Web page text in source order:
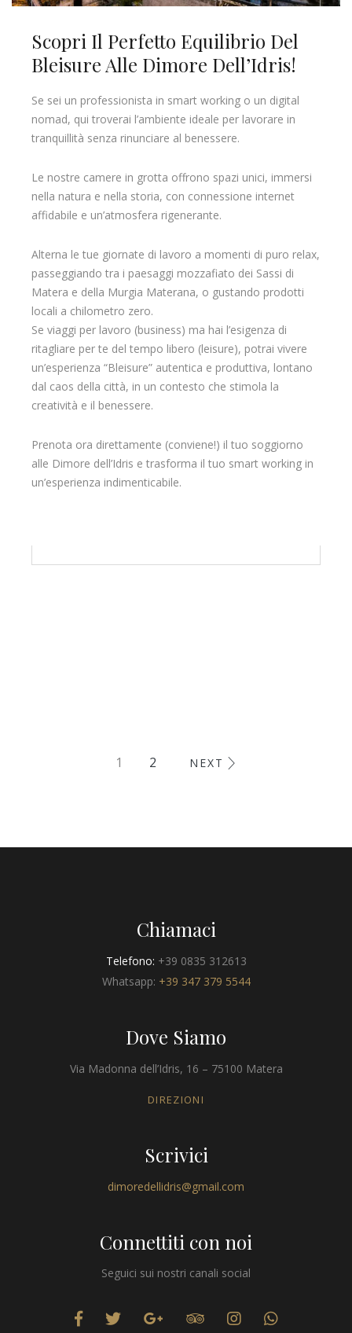
Scopri Il Perfetto Equilibrio Del
Bleisure Alle Dimore Dell’Idris!
Se sei un professionista in smart working o un digital
nomad, qui troverai l’ambiente ideale per lavorare in
tranquillità senza rinunciare al benessere.
Le nostre camere in grotta offrono spazi unici, immersi
nella natura e nella storia, con connessione internet
affidabile e un’atmosfera rigenerante.
Alterna le tue giornate di lavoro a momenti di puro relax,
passeggiando tra i paesaggi mozzafiato dei Sassi di
Matera e della Murgia Materana, o gustando prodotti
locali a chilometro zero.
Se viaggi per lavoro (business) ma hai l’esigenza di
ritagliare per te del tempo libero (leisure), potrai vivere
un’esperienza “Bleisure” autentica e produttiva, lontano
dal caos della città, in un contesto che stimola la
creatività e il benessere.
Prenota ora direttamente (conviene!) il tuo soggiorno
alle Dimore dell’Idris e trasforma il tuo smart working in
un’esperienza indimenticabile.
1 2 NEXT
Chiamaci
Telefono: +39 0835 312613
Whatsapp: +39 347 379 5544
Dove Siamo
Via Madonna dell’Idris, 16 – 75100 Matera
DIREZIONI
Scrivici
dimoredellidris@gmail.com
Connettiti con noi
Seguici sui nostri canali social